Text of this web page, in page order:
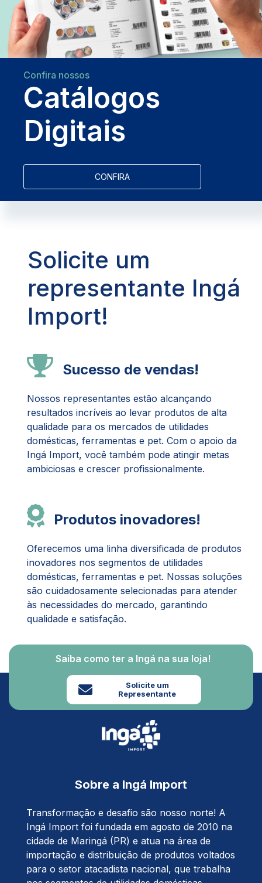
Confira nossos
Catálogos
Digitais
CONFIRA
Solicite um
representante Ingá
Import!
Sucesso de vendas!
Nossos representantes estão alcançando
resultados incríveis ao levar produtos de alta
qualidade para os mercados de utilidades
domésticas, ferramentas e pet. Com o apoio da
Ingá Import, você também pode atingir metas
ambiciosas e crescer profissionalmente.
Produtos inovadores!
Oferecemos uma linha diversificada de produtos
inovadores nos segmentos de utilidades
domésticas, ferramentas e pet. Nossas soluções
são cuidadosamente selecionadas para atender
às necessidades do mercado, garantindo
qualidade e satisfação.
Saiba como ter a Ingá na sua loja!
Solicite um
Representante
Sobre a Ingá Import
Transformação e desafio são nosso norte! A
Ingá Import foi fundada em agosto de 2010 na
cidade de Maringá (PR) e atua na área de
importação e distribuição de produtos voltados
para o setor atacadista nacional, que trabalha